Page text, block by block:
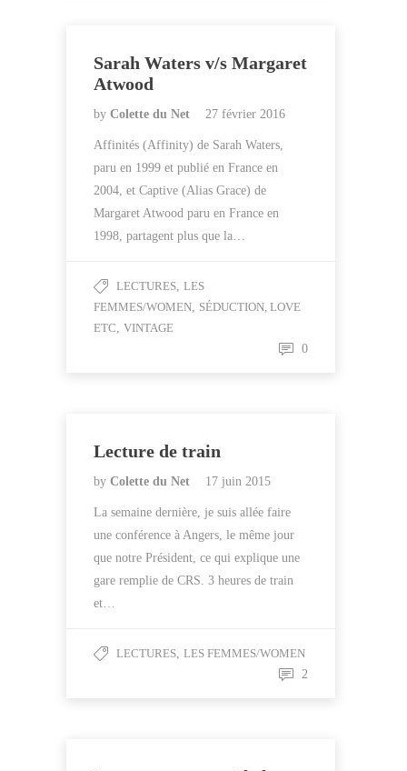
Sarah Waters v/s Margaret
Atwood
by Colette du Net 27 février 2016
Affinités (Affinity) de Sarah Waters,
paru en 1999 et publié en France en
2004, et Captive (Alias Grace) de
Margaret Atwood paru en France en
1998, partagent plus que la…
LECTURES, LES
FEMMES/WOMEN, SÉDUCTION, LOVE
ETC, VINTAGE
0
Lecture de train
by Colette du Net 17 juin 2015
La semaine dernière, je suis allée faire
une conférence à Angers, le même jour
que notre Président, ce qui explique une
gare remplie de CRS. 3 heures de train
et…
LECTURES, LES FEMMES/WOMEN
2